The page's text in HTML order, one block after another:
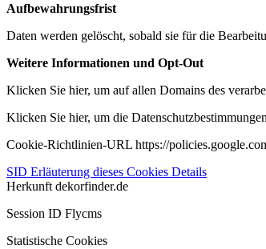
Aufbewahrungsfrist
Daten werden gelöscht, sobald sie für die
Weitere Informationen und Opt-Out
Klicken Sie hier, um auf allen Domains des
Klicken Sie hier, um die
Cookie-Richtlinien-URL https://
SID Erläuterung dieses Cookies Details
Herkunft dekorfinder.de
Session ID Flycms
Statistische Cookies